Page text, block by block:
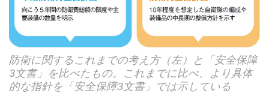
防衛に関するこれまでの考え方（左）と「安全保障
3文書」を比べたもの。これまでに比べ、より具体
的な指針を「安全保障3文書」では示している